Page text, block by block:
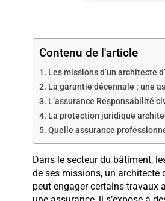
Contenu de l'article
Les missions d’un architecte
La garantie décennale : une
L’assurance Responsabilité
La protection juridique
Quelle assurance
Dans le secteur du bâtiment,
de ses missions, un architecte
peut engager certains travaux